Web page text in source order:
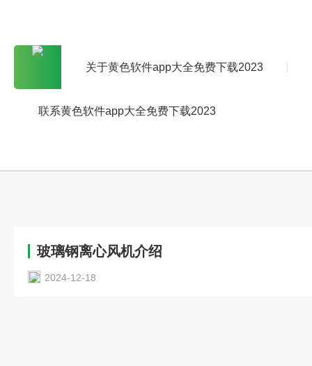
关于黄色软件app大全免费下载2023
联系黄色软件app大全免费下载2023
玻璃钢离心风机介绍
2024-12-18